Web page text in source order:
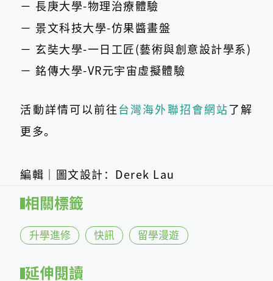
－ 長庚大學-物理治療體驗
－ 景文科技大學-仿果醬畫盤
－ 玄奘大學-一日工匠(藝術與創意設計學系)
－ 銘傳大學-VR元宇宙虛擬體驗
活動詳情可以前往 台灣海外聯招會網站了解
更多。
編輯｜圖文設計：Derek Lau
相關標籤
升學進修 快訊 留學漫遊
延伸閱讀